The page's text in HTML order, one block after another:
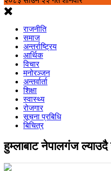
राजनीति
समाज
अन्तर्राष्ट्रिय
आर्थिक
विचार
मनोरञ्जन
अन्तर्वार्ता
शिक्षा
स्वास्थ्य
रोजगार
सूचना प्रबिधि
बिचित्र
हुम्लाबाट नेपालगंज